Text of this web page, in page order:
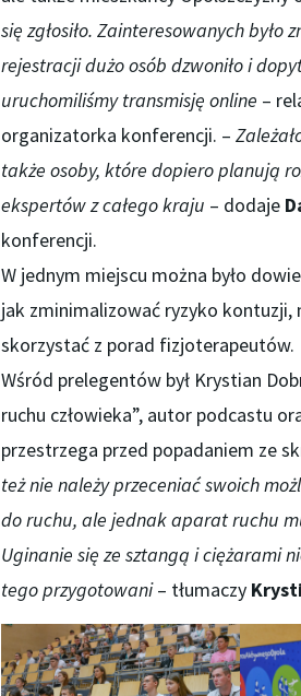
się zgłosiło. Zainteresowanych było
rejestracji dużo osób dzwoniło i
uruchomiliśmy transmisję online –
organizatorka konferencji. –
także osoby, które dopiero planują
ekspertów z całego kraju – dodaje
konferencji.
W jednym miejscu można było
jak zminimalizować ryzyko kontuzji,
skorzystać z porad fizjoterapeutów.
Wśród prelegentów był Krystian
ruchu człowieka”, autor podcastu
przestrzega przed popadaniem ze
też nie należy przeceniać swoich
do ruchu, ale jednak aparat ruchu
Uginanie się ze sztangą i ciężarami
tego przygotowani– tłumaczy